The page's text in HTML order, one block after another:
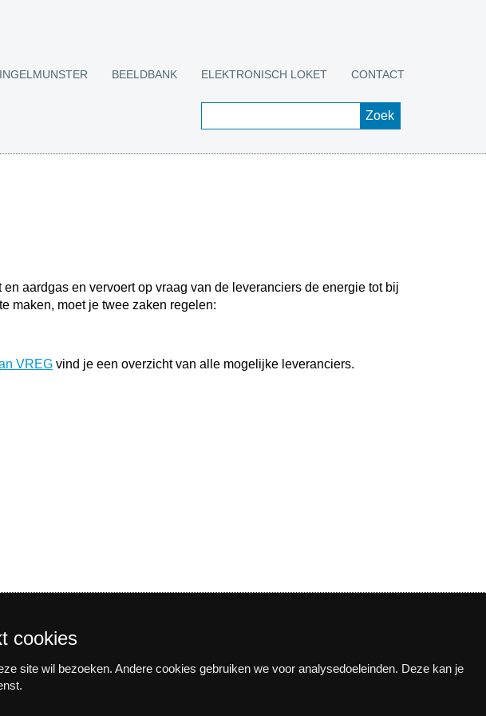
BEELDBANK ELEKTRONISCH LOKET CONTACT
aardgas en vervoert op vraag van de leveranciers de energie tot bij
maken, moet je twee zaken regelen:
VREG vind je een overzicht van alle mogelijke leveranciers.
nieuwsbrieven!
cookies
site wil bezoeken. Andere cookies gebruiken we voor analysedoeleinden. Deze kan je